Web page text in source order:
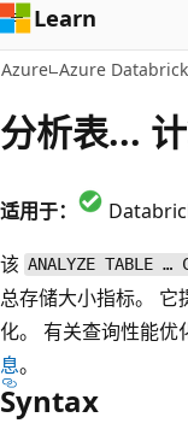
Learn
Azure Azure
分析表...
适用于：
该 ANALYZE TABLE …
总存储大小指标。
化。 有关查询性能优
息。
Syntax